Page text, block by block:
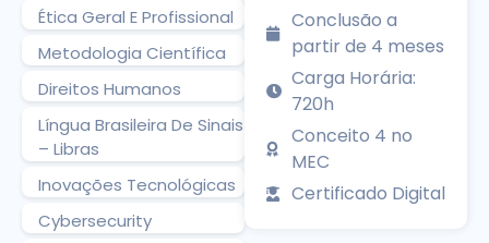
Ética Geral E Profissional
Metodologia Científica
Direitos Humanos
Língua Brasileira De Sinais
– Libras
Inovações Tecnológicas
Cybersecurity
Conclusão a
partir de 4 meses
Carga Horária:
720h
Conceito 4 no
MEC
Certificado Digital